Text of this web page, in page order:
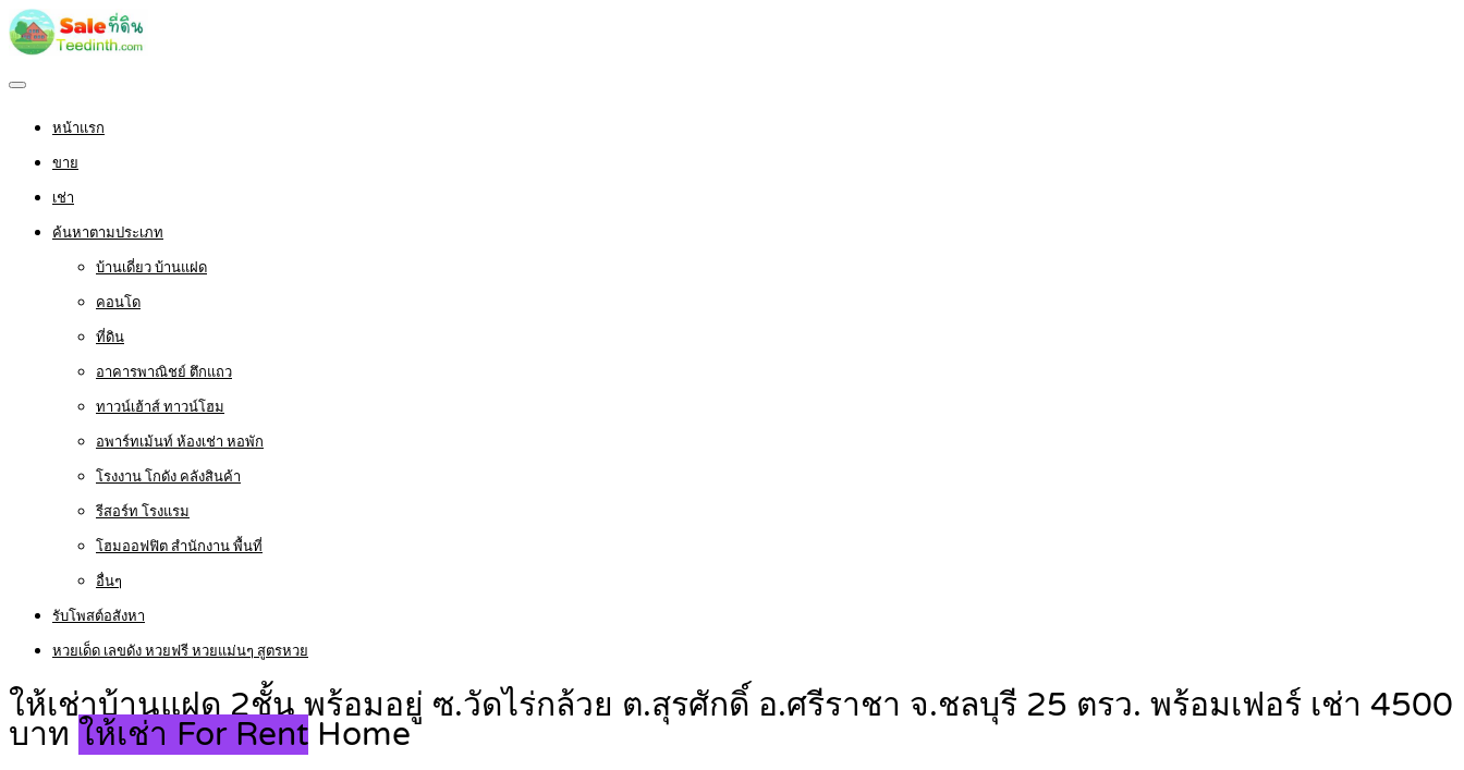
หน้าแรก
ขาย
เช่า
ค้นหาตามประเภท
บ้านเดี่ยว บ้านแฝด
คอนโด
ที่ดิน
อาคารพาณิชย์ ตึกแถว
ทาวน์เฮ้าส์ ทาวน์โฮม
อพาร์ทเม้นท์ ห้องเช่า หอพัก
โรงงาน โกดัง คลังสินค้า
รีสอร์ท โรงแรม
โฮมออฟฟิต สำนักงาน พื้นที่
อื่นๆ
รับโพสต์อสังหา
หวยเด็ด เลขดัง หวยฟรี หวยแม่นๆ สูตรหวย
ให้เช่าบ้านแฝด 2ชั้น พร้อมอยู่ ซ.วัดไร่กล้วย ต.สุรศักดิ์ อ.ศรีราชา จ.ชลบุรี 25 ตรว. พร้อมเฟอร์ เช่า 4500
บาท ให้เช่า For Rent Home